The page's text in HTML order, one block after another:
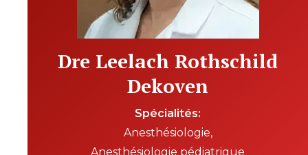
Dre Leelach Rothschild
Dekoven
Spécialités
Anesthésiologie
Anesthésiologie pédiatrique